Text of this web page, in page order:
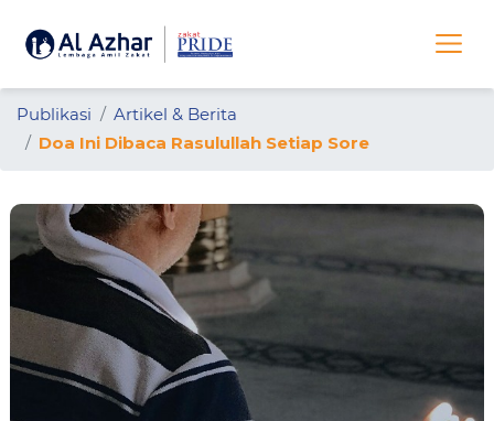
Publikasi
Artikel & Berita
Doa Ini Dibaca Rasulullah Setiap Sore